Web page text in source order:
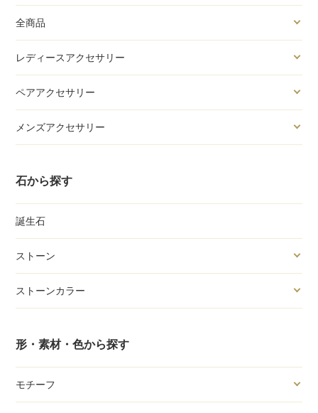
全商品
レディースアクセサリー
ペアアクセサリー
メンズアクセサリー
石から探す
誕生石
ストーン
ストーンカラー
形・素材・色から探す
モチーフ